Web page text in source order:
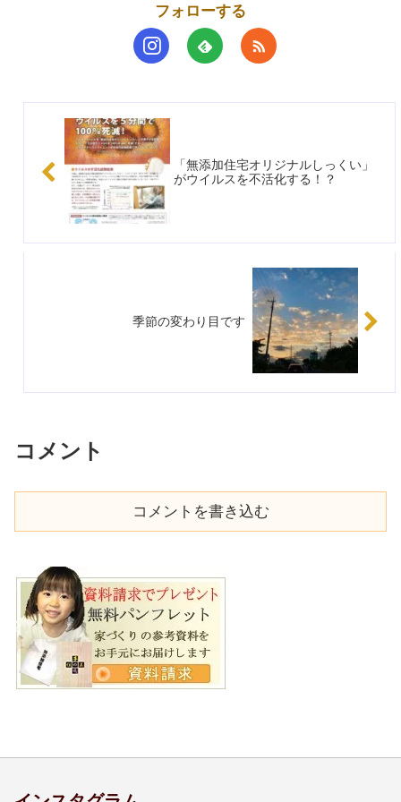
フォローする
「無添加住宅オリジナルしっくい」
がウイルスを不活化する！？
季節の変わり目です
コメント
コメントを書き込む